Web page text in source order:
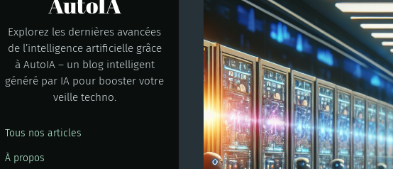
Explorez les dernières avancées
de l’intelligence artificielle grâce
à AutoIA – un blog intelligent
généré par IA pour booster votre
veille techno.
Tous nos articles
À propos